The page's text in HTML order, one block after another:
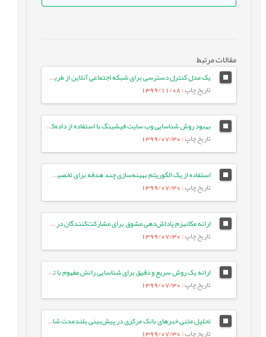
مقالات مرتبط
یک مدل کنترل دسترسی برای شبکه اجتماعی آنلاین از طریق ارتباطات کاربربه‌کاربر
تاریخ چاپ: 1399/11/08
بهبود روش شناسایی وب سایت فیشینگ با استفاده از داده‌کاوی روی صفحات وب
تاریخ چاپ: 1399/07/30
استفاده از یک الگوریتم بهینه‌سازی چند هدفه برای تخصیص کارها در سیستم‌های مبتنی بر ابر با هدف کاهش انرژی مصرفی
تاریخ چاپ: 1399/07/30
ارائه مکانیزم پاداش‌دهی مشوق برای مشارکت‌کنندگان در سیستم محاسبات انسانی تشخیص نفوذ بر اساس نظریه بازی‌ها
تاریخ چاپ: 1399/07/30
ارائه یک روش سریع و دقیق برای شناسایی رانش مفهوم با تحلیل سابقه‌ی رویدادها
تاریخ چاپ: 1399/07/30
تحلیل متنی خبرهای بانک مرکزی در پیش‌بینی بلندمدت شاخص بورس اوراق بهادار تهران
تاریخ چاپ: 1399/07/30